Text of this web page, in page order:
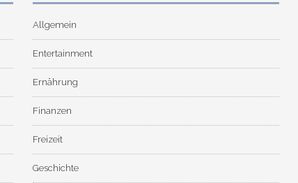
Allgemein
Entertainment
Ernährung
Finanzen
Freizeit
Geschichte